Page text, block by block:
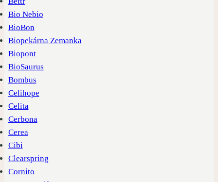
Bio Nebio
BioBon
Biopekárna Zemanka
Biopont
BioSaurus
Bombus
Celihope
Celita
Cerbona
Cerea
Cibi
Clearspring
Cornito